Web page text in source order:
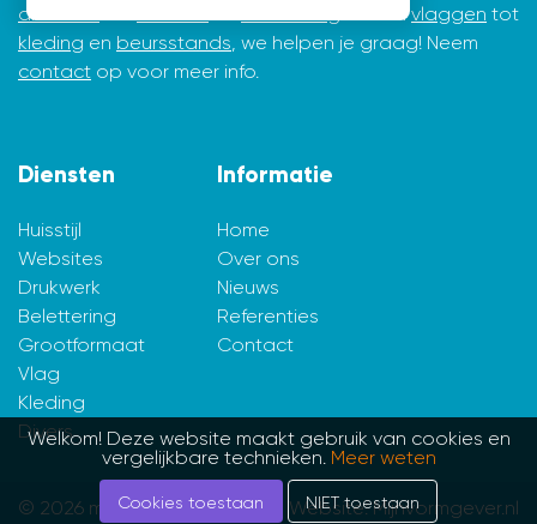
drukwerk
en vanvlaggen tot
kleding en beursstands, we helpen je graag! Neem
contact op voor meer info.
Diensten
Huisstijl
Websites
Drukwerk
Belettering
Grootformaat
Vlag
Kleding
Divers
Informatie
Home
Over ons
Nieuws
Referenties
Contact
© 2026 mijnvormgever.nl Website: Mijnvormgever.nl
Welkom! Deze website maakt gebruik van cookies en
vergelijkbare technieken. Meer weten
Cookies toestaan NIET toestaan